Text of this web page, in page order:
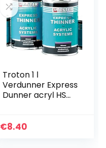
Troton 1 l
Verdunner Express
Dunner acryl HS
€8.40